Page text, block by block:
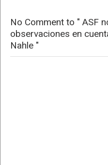
No Comment to " ASF
observaciones en
Nahle "